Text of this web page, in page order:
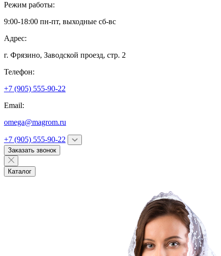
Режим работы:
9:00-18:00 пн-пт, выходные сб-вс
Адрес:
г. Фрязино, Заводской проезд, стр. 2
Телефон:
+7 (905) 555-90-22
Email:
omega@magrom.ru
+7 (905) 555-90-22
Заказать звонок
Каталог